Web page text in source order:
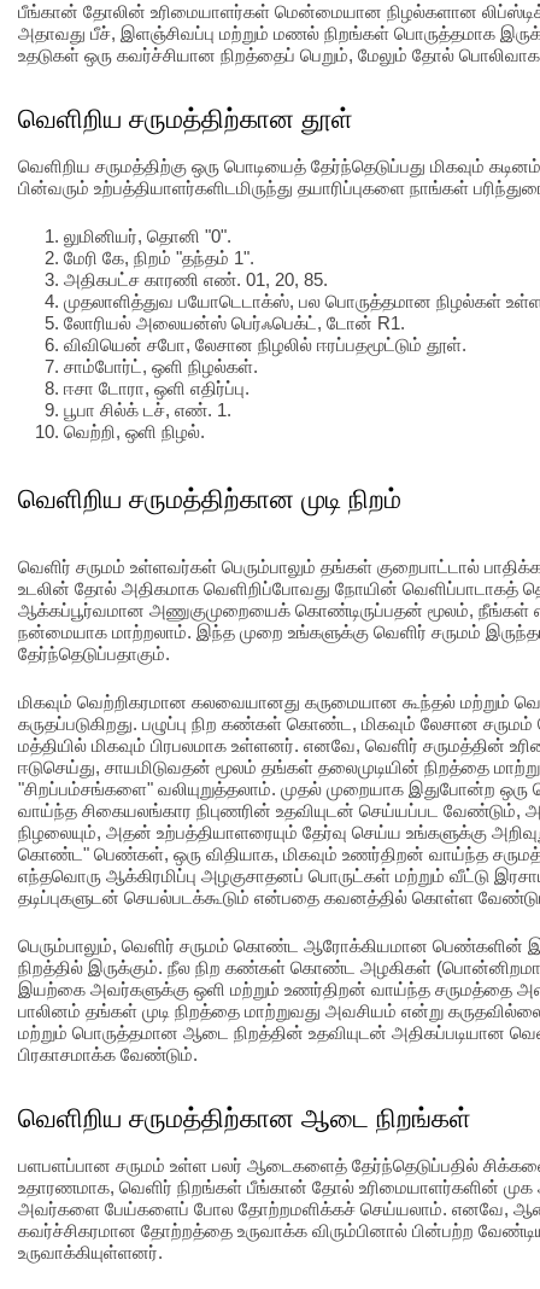
பீங்கான் தோலின் உரிமையாளர்கள் மென்மையான நிழல்களான
அதாவது பீச், இளஞ்சிவப்பு மற்றும் மணல் நிறங்கள் பொருத்தமாக
உதடுகள் ஒரு கவர்ச்சியான நிறத்தைப் பெறும், மேலும் தோல்
வெளிறிய சருமத்திற்கான தூள்
வெளிறிய சருமத்திற்கு ஒரு பொடியைத் தேர்ந்தெடுப்பது மிகவும்
பின்வரும் உற்பத்தியாளர்களிடமிருந்து தயாரிப்புகளை நாங்கள்
லுமினியர், தொனி "0".
மேரி கே, நிறம் "தந்தம் 1".
அதிகபட்ச காரணி எண். 01, 20, 85.
முதலாளித்துவ பயோடெடாக்ஸ், பல பொருத்தமான நிழல்கள்
லோரியல் அலையன்ஸ் பெர்ஃபெக்ட், டோன் R1.
விவியென் சபோ, லேசான நிழலில் ஈரப்பதமூட்டும் தூள்.
சாம்போர்ட், ஒளி நிழல்கள்.
ஈசா டோரா, ஒளி எதிர்ப்பு.
பூபா சில்க் டச், எண். 1.
வெற்றி, ஒளி நிழல்.
வெளிறிய சருமத்திற்கான முடி நிறம்
வெளிர் சருமம் உள்ளவர்கள் பெரும்பாலும் தங்கள் குறைபாட்டால்
உடலின் தோல் அதிகமாக வெளிறிப்போவது நோயின் வெளிப்பாடாகத்
ஆக்கப்பூர்வமான அணுகுமுறையைக் கொண்டிருப்பதன் மூலம், நீங்கள்
நன்மையாக மாற்றலாம். இந்த முறை உங்களுக்கு வெளிர் சருமம்
தேர்ந்தெடுப்பதாகும்.
மிகவும் வெற்றிகரமான கலவையானது கருமையான கூந்தல் மற்றும்
கருதப்படுகிறது. பழுப்பு நிற கண்கள் கொண்ட, மிகவும் லேசான
மத்தியில் மிகவும் பிரபலமாக உள்ளனர். எனவே, வெளிர் சருமத்தின்
ஈடுசெய்து, சாயமிடுவதன் மூலம் தங்கள் தலைமுடியின் நிறத்தை
"சிறப்பம்சங்களை" வலியுறுத்தலாம். முதல் முறையாக இதுபோன்ற
வாய்ந்த சிகையலங்கார நிபுணரின் உதவியுடன் செய்யப்பட வேண்டும்,
நிழலையும், அதன் உற்பத்தியாளரையும் தேர்வு செய்ய உங்களுக்கு
கொண்ட" பெண்கள், ஒரு விதியாக, மிகவும் உணர்திறன் வாய்ந்த
எந்தவொரு ஆக்கிரமிப்பு அழகுசாதனப் பொருட்கள் மற்றும் வீட்டு
தடிப்புகளுடன் செயல்படக்கூடும் என்பதை கவனத்தில் கொள்ள
பெரும்பாலும், வெளிர் சருமம் கொண்ட ஆரோக்கியமான பெண்களின்
நிறத்தில் இருக்கும். நீல நிற கண்கள் கொண்ட அழகிகள்
இயற்கை அவர்களுக்கு ஒளி மற்றும் உணர்திறன் வாய்ந்த சருமத்தை
பாலினம் தங்கள் முடி நிறத்தை மாற்றுவது அவசியம் என்று
மற்றும் பொருத்தமான ஆடை நிறத்தின் உதவியுடன் அதிகப்படியான
பிரகாசமாக்க வேண்டும்.
வெளிறிய சருமத்திற்கான ஆடை நிறங்கள்
பளபளப்பான சருமம் உள்ள பலர் ஆடைகளைத் தேர்ந்தெடுப்பதில்
உதாரணமாக, வெளிர் நிறங்கள் பீங்கான் தோல் உரிமையாளர்களின்
அவர்களை பேய்களைப் போல தோற்றமளிக்கச் செய்யலாம். எனவே,
கவர்ச்சிகரமான தோற்றத்தை உருவாக்க விரும்பினால் பின்பற்ற
உருவாக்கியுள்ளனர்.